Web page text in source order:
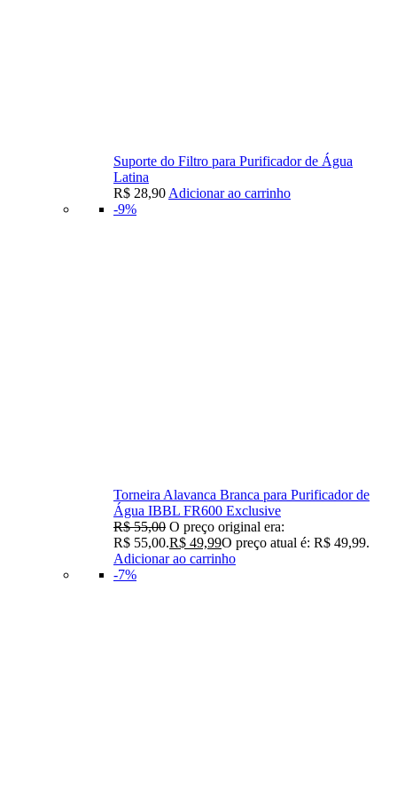
Suporte do Filtro para Purificador de Água
Latina
R$ 28,90 Adicionar ao carrinho
-9%
Torneira Alavanca Branca para Purificador de
Água IBBL FR600 Exclusive
R$55,00 O preço original era:
R$ 55,00.R$ 49,99O preço atual é: R$ 49,99.
Adicionar ao carrinho
-7%